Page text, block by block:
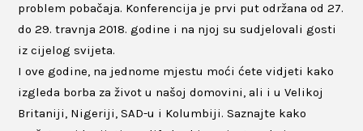
problem pobačaja. Konferencija je prvi put održana od 27.
do 29. travnja 2018. godine i na njoj su sudjelovali gosti
iz cijelog svijeta.
I ove godine, na jednome mjestu moći ćete vidjeti kako
izgleda borba za život u našoj domovini, ali i u Velikoj
Britaniji, Nigeriji, SAD-u i Kolumbiji. Saznajte kako